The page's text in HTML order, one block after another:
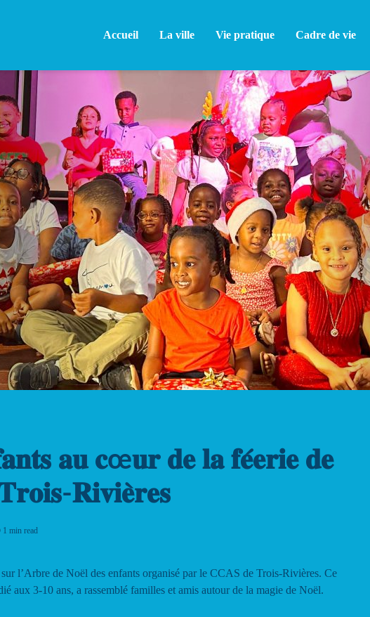
Accueil La ville Vie pratique Cadre de vie
𝐚𝐮 𝐜œ𝐮𝐫 𝐝𝐞 𝐥𝐚 𝐟𝐞́𝐞𝐫𝐢𝐞 𝐝𝐞
𝐑𝐢𝐯𝐢𝐞̀𝐫𝐞𝐬
1 min read
l’Arbre de Noël des enfants organisé par le CCAS de Trois-Rivières. Ce
aux 3-10 ans, a rassemblé familles et amis autour de la magie de Noël.